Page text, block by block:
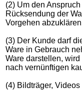
(2) Um den
Rücksendung der
Vorgehen
(3) Der Kunde darf
Ware in Gebrauch
Ware darstellen,
nach vernünftigen
(4) Bildträger,